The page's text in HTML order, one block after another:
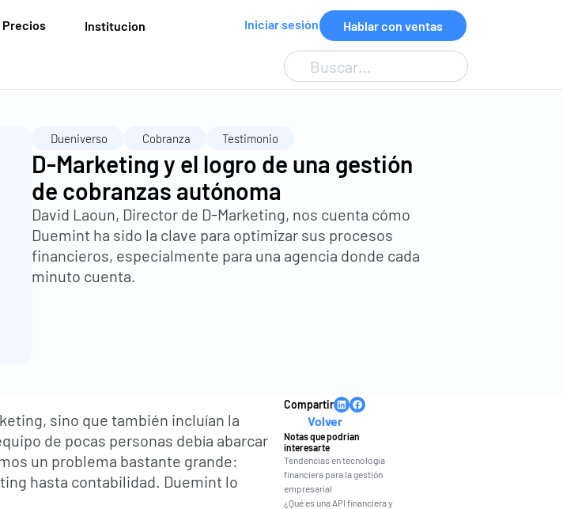
Precios Institucional Iniciar sesión Hablar con ventas
Buscar…
Dueniverso Cobranza Testimonio
D-Marketing y el logro de una gestión
de cobranzas autónoma
David Laoun, Director de D-Marketing, nos cuenta cómo
Duemint ha sido la clave para optimizar sus procesos
financieros, especialmente para una agencia donde cada
minuto cuenta.
sino que también incluían la
de pocas personas debía abarcar
un problema bastante grande:
hasta contabilidad. Duemint lo
Compartir
Volver
Notas que podrían
interesarte
Tendencias en tecnología
financiera para la gestión
empresarial
¿Qué es una API financiera y